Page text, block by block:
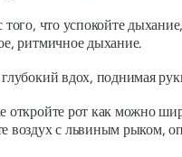
того, что успокойте
ритмичное дыхание.
вдох, поднимая
откройте рот как можно
воздух с львиным рыком,